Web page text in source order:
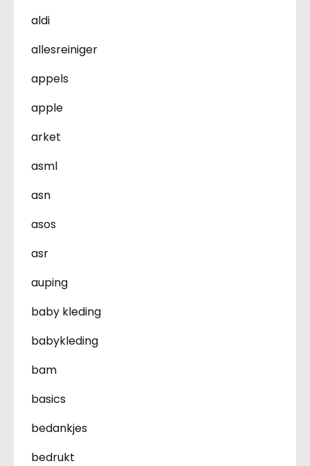
aldi
allesreiniger
appels
apple
arket
asml
asn
asos
asr
auping
baby kleding
babykleding
bam
basics
bedankjes
bedrukt